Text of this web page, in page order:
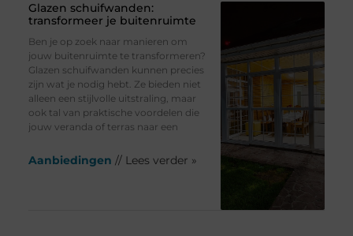
Glazen schuifwanden:
transformeer je buitenruimte
Ben je op zoek naar manieren om
jouw buitenruimte te transformeren?
Glazen schuifwanden kunnen precies
zijn wat je nodig hebt. Ze bieden niet
alleen een stijlvolle uitstraling, maar
ook tal van praktische voordelen die
jouw veranda of terras naar een
Aanbiedingen // Lees verder »